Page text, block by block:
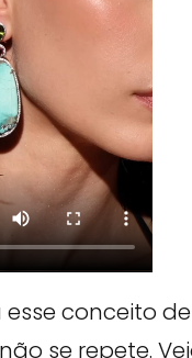
conceito
se repete.